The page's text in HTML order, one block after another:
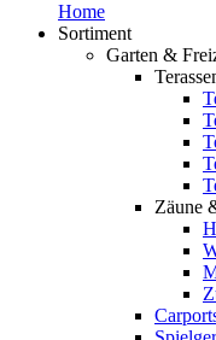
Home
Sortiment
Garten &
Zäune